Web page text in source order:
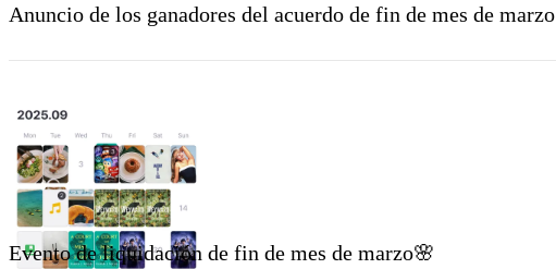
Anuncio de los ganadores del acuerdo de fin de mes de marzo
Evento de liquidación de fin de mes de marzo🌸